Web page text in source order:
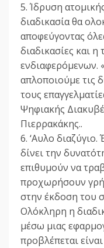
5. Ίδρυση
διαδικασία θα
αποφεύγοντας
διαδικασίες και
ενδιαφερόμενων.
απλοποιούμε τις
τους
Ψηφιακής
Πιερρακάκης..
6. ‘Αυλο
δίνει την
επιθυμούν να
προχωρήσουν
στην έκδοση του
Ολόκληρη η
μέσω μιας
προβλέπεται